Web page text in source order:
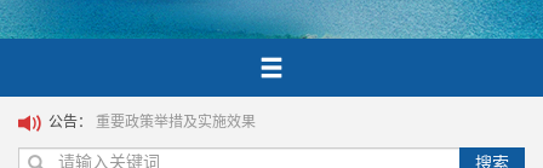
公告： 重要政策举措及实施效果
搜索